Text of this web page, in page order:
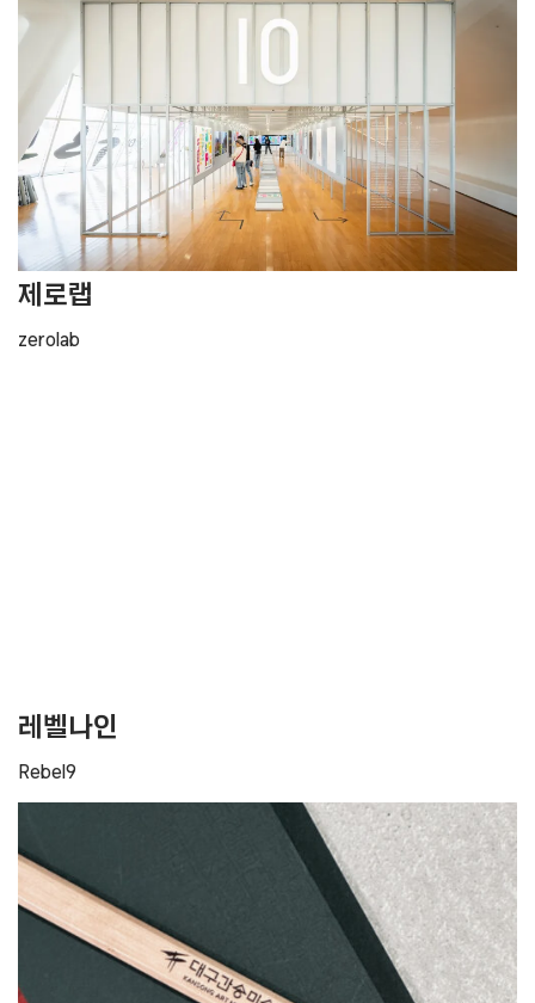
제로랩
zerolab
레벨나인
Rebel9